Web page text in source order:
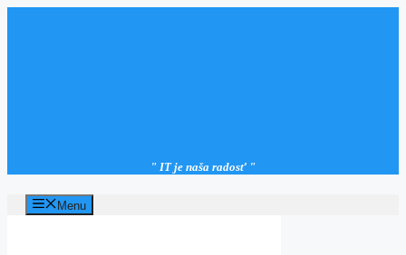
" IT je naša radosť "
Menu